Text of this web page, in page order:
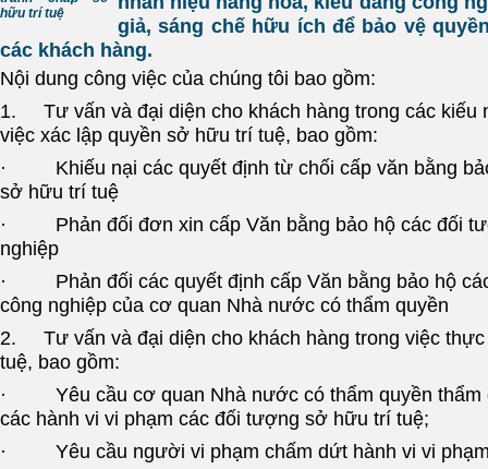
hữu trí tuệ
giả, sáng chế hữu ích để bảo vệ
các khách hàng.
Nội dung công việc của chúng tôi bao gồm:
1. Tư vấn và đại diện cho khách hàng trong các kiếu
việc xác lập quyền sở hữu trí tuệ, bao gồm:
· Khiếu nại các quyết định từ chối cấp văn bằng
sở hữu trí tuệ
· Phản đối đơn xin cấp Văn bằng bảo hộ các đối
nghiệp
· Phản đối các quyết định cấp Văn bằng bảo hộ
công nghiệp của cơ quan Nhà nước có thẩm quyền
2. Tư vấn và đại diện cho khách hàng trong việc
tuệ, bao gồm:
· Yêu cầu cơ quan Nhà nước có thẩm quyền thẩm
các hành vi vi phạm các đối tượng sở hữu trí tuệ;
· Yêu cầu người vi phạm chấm dứt hành vi vi phạm